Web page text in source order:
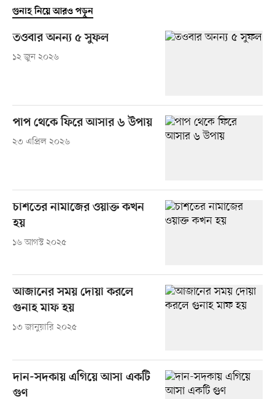
গুনাহ নিয়ে আরও পড়ুন
তওবার অনন্য ৫ সুফল
১২ জুন ২০২৬
পাপ থেকে ফিরে আসার ৬ উপায়
২৩ এপ্রিল ২০২৬
চাশতের নামাজের ওয়াক্ত কখন
হয়
১৬ আগস্ট ২০২৫
আজানের সময় দোয়া করলে
গুনাহ মাফ হয়
১৩ জানুয়ারি ২০২৫
দান-সদকায় এগিয়ে আসা একটি
গুণ